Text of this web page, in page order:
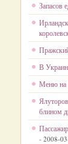
Запасов
В
Меню на
блином
- 2008-